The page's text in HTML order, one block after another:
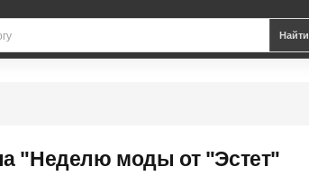
Найти
"Неделю моды от "Эстет"